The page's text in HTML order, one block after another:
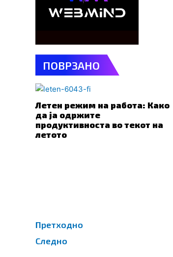
ПОВРЗАНО
Летен режим на работа: Како
да ја одржите
продуктивноста во текот на
летото
Prev
Претходно
Следно